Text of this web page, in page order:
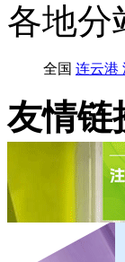
各地分
全国 连云港
友情链